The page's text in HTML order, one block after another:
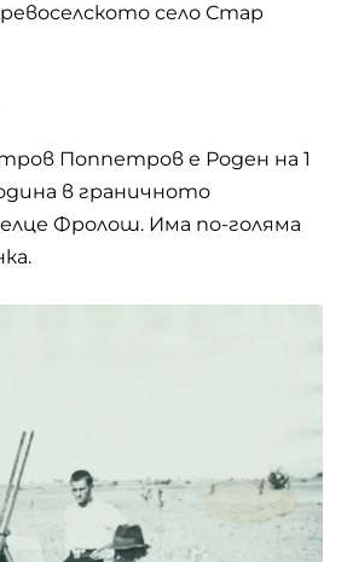
село Стар
Поппетров е Роден на 1
в граничното
Фролош. Има по-голяма